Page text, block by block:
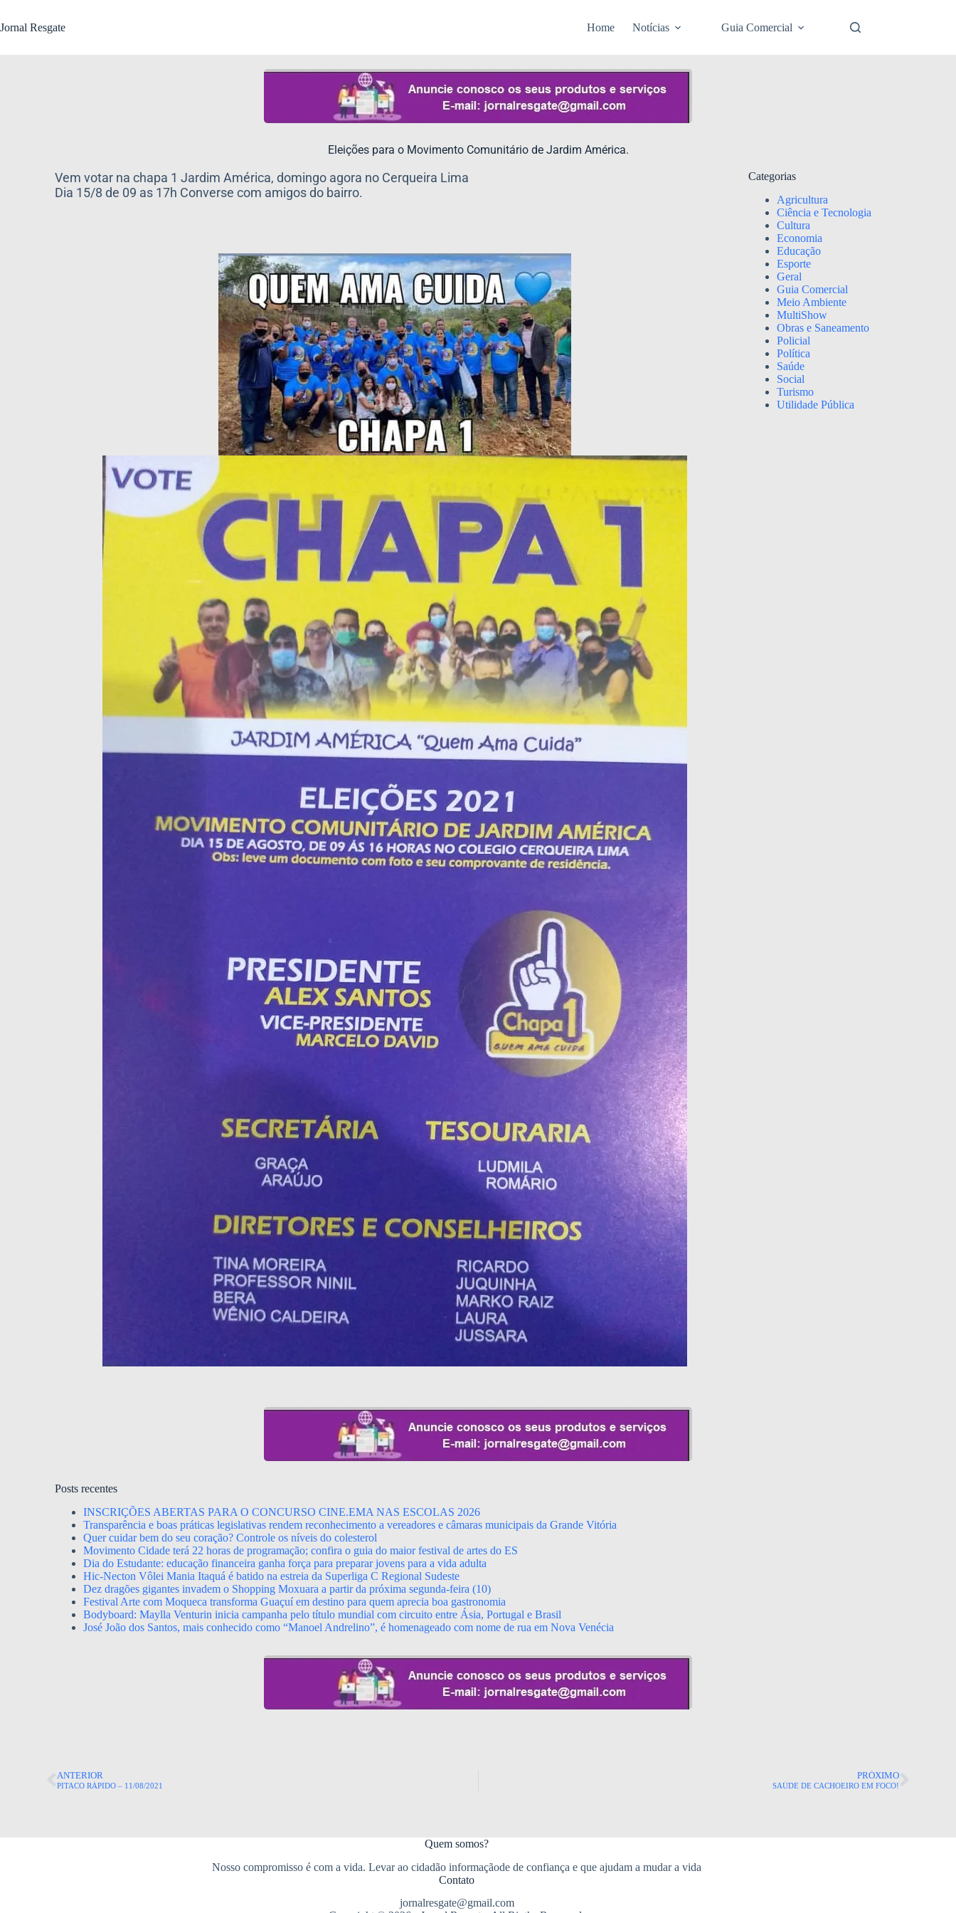
Jornal Resgate Home Notícias Guia Comercial
Eleições para o Movimento Comunitário de Jardim América.
Vem votar na chapa 1 Jardim América, domingo agora no Cerqueira Lima
Dia 15/8 de 09 as 17h Converse com amigos do bairro.
Categorias
Agricultura
Ciência e Tecnologia
Cultura
Economia
Educação
Esporte
Geral
Guia Comercial
Meio Ambiente
MultiShow
Obras e Saneamento
Policial
Política
Saúde
Social
Turismo
Utilidade Pública
Posts recentes
INSCRIÇÕES ABERTAS PARA O CONCURSO CINE.EMA NAS ESCOLAS 2026
Transparência e boas práticas legislativas rendem reconhecimento a vereadores e câmaras municipais da Grande Vitória
Quer cuidar bem do seu coração? Controle os níveis do colesterol
Movimento Cidade terá 22 horas de programação; confira o guia do maior festival de artes do ES
Dia do Estudante: educação financeira ganha força para preparar jovens para a vida adulta
Hic-Necton Vôlei Mania Itaquá é batido na estreia da Superliga C Regional Sudeste
Dez dragões gigantes invadem o Shopping Moxuara a partir da próxima segunda-feira (10)
Festival Arte com Moqueca transforma Guaçuí em destino para quem aprecia boa gastronomia
Bodyboard: Maylla Venturin inicia campanha pelo título mundial com circuito entre Ásia, Portugal e Brasil
José João dos Santos, mais conhecido como “Manoel Andrelino”, é homenageado com nome de rua em Nova Venécia
ANTERIOR
PITACO RÁPIDO – 11/08/2021
PRÓXIMO
SAÚDE DE CACHOEIRO EM FOCO!
Quem somos?
Nosso compromisso é com a vida. Levar ao cidadão informaçãode de confiança e que ajudam a mudar a vida
Contato
jornalresgate@gmail.com